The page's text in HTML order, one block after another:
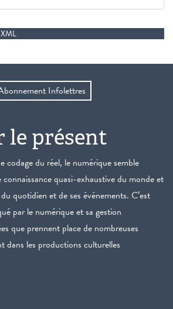
XML
Infolettres
le présent
codage du réel, le numérique semble
quasi-exhaustive du monde et
quotidien et de ses événements. C’est
par le numérique et sa gestion
que prennent place de nombreuses
dans les productions culturelles